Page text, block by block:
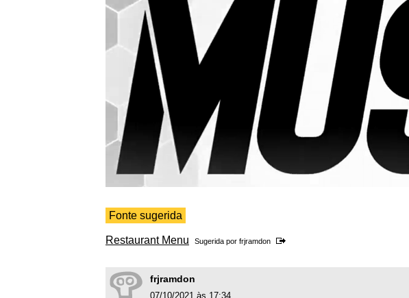
Fonte sugerida
Restaurant Menu Sugerida por frjramdon
frjramdon
07/10/2021 às 17:34